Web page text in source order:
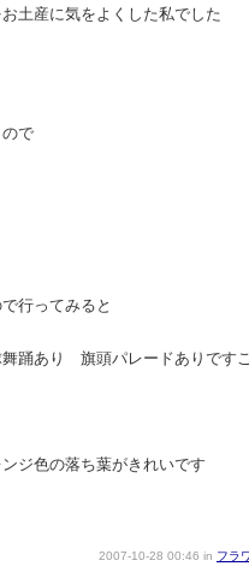
土産に気をよくした私でした
で
行ってみると
踊あり 旗頭パレードありです
ジ色の落ち葉がきれいです
2007-10-28 00:46 in フラ